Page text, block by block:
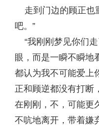
走到门边的顾正也
吧。”
“我刚刚梦见你们走
眼，而是一瞬不瞬地
都认为我不可能爱上
正和顾逆都没有打断
在刚刚，不，可能更
不吭地离开，带着嫌